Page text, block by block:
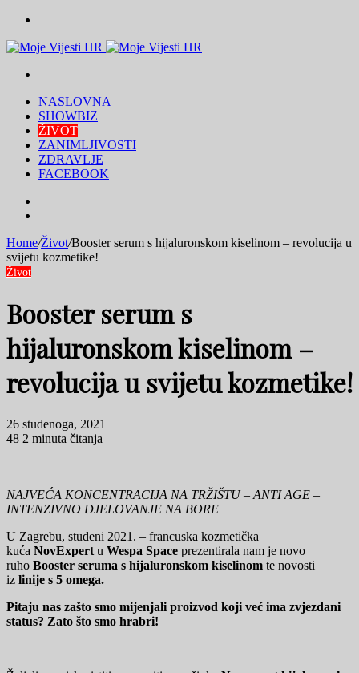
NASLOVNA
SHOWBIZ
ŽIVOT
ZANIMLJIVOSTI
ZDRAVLJE
FACEBOOK
Home/Život/Booster serum s hijaluronskom kiselinom – revolucija u
svijetu kozmetike!
Život
Booster serum s
hijaluronskom kiselinom –
revolucija u svijetu kozmetike!
26 studenoga, 2021
48 2 minuta čitanja
NAJVEĆA KONCENTRACIJA NA TRŽIŠTU – ANTI AGE –
INTENZIVNO DJELOVANJE NA BORE
U Zagrebu, studeni 2021. – francuska kozmetička
kuća NovExpert u Wespa Space prezentirala nam je novo
ruho Booster seruma s hijaluronskom kiselinom te novosti
iz linije s 5 omega.
Pitaju nas zašto smo mijenjali proizvod koji već ima zvjezdani
status? Zato što smo hrabri!